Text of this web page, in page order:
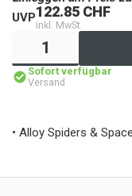
UVP122.85 CHF
inkl. MwSt.
Sofort verfügbar
Versand
• Alloy Spiders &